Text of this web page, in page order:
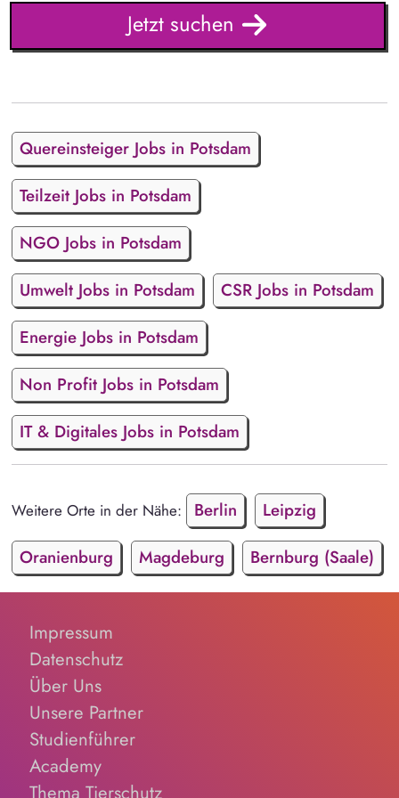
Jetzt suchen
Quereinsteiger Jobs in Potsdam
Teilzeit Jobs in Potsdam
NGO Jobs in Potsdam
Umwelt Jobs in Potsdam
CSR Jobs in Potsdam
Energie Jobs in Potsdam
Non Profit Jobs in Potsdam
IT & Digitales Jobs in Potsdam
Weitere Orte in der Nähe: Berlin
Leipzig
Oranienburg
Magdeburg Bernburg (Saale)
Impressum
Datenschutz
Über Uns
Unsere Partner
Studienführer
Academy